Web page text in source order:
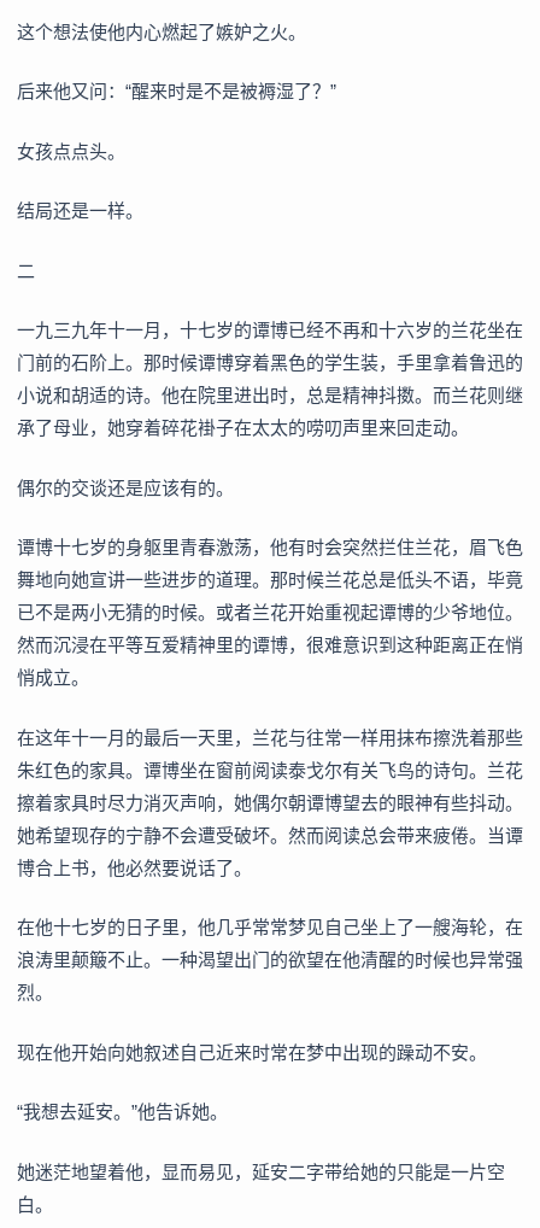
这个想法使他内心燃起了嫉妒之火。
后来他又问：“醒来时是不是被褥湿了？”
女孩点点头。
结局还是一样。
二
一九三九年十一月，十七岁的谭博已经不再和十六岁的兰花坐在
门前的石阶上。那时候谭博穿着黑色的学生装，手里拿着鲁迅的
小说和胡适的诗。他在院里进出时，总是精神抖擞。而兰花则继
承了母业，她穿着碎花褂子在太太的唠叨声里来回走动。
偶尔的交谈还是应该有的。
谭博十七岁的身躯里青春激荡，他有时会突然拦住兰花，眉飞色
舞地向她宣讲一些进步的道理。那时候兰花总是低头不语，毕竟
已不是两小无猜的时候。或者兰花开始重视起谭博的少爷地位。
然而沉浸在平等互爱精神里的谭博，很难意识到这种距离正在悄
悄成立。
在这年十一月的最后一天里，兰花与往常一样用抹布擦洗着那些
朱红色的家具。谭博坐在窗前阅读泰戈尔有关飞鸟的诗句。兰花
擦着家具时尽力消灭声响，她偶尔朝谭博望去的眼神有些抖动。
她希望现存的宁静不会遭受破坏。然而阅读总会带来疲倦。当谭
博合上书，他必然要说话了。
在他十七岁的日子里，他几乎常常梦见自己坐上了一艘海轮，在
浪涛里颠簸不止。一种渴望出门的欲望在他清醒的时候也异常强
烈。
现在他开始向她叙述自己近来时常在梦中出现的躁动不安。
“我想去延安。”他告诉她。
她迷茫地望着他，显而易见，延安二字带给她的只能是一片空
白。